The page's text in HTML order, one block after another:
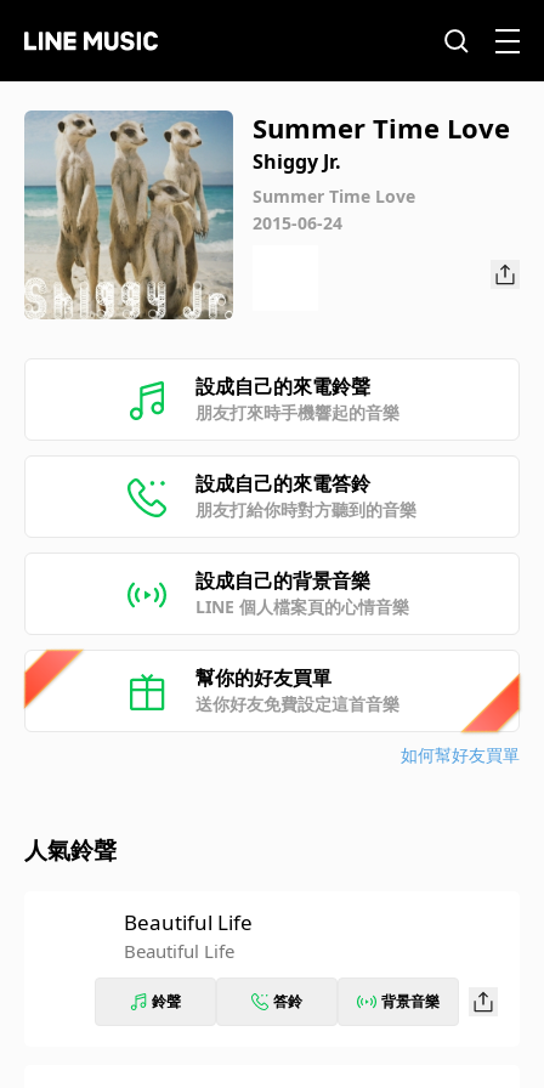
Summer Time Love
Shiggy Jr.
Summer Time Love
2015-06-24
設成自己的來電鈴聲
朋友打來時手機響起的音樂
設成自己的來電答鈴
朋友打給你時對方聽到的音樂
設成自己的背景音樂
LINE 個人檔案頁的心情音樂
幫你的好友買單
送你好友免費設定這首音樂
如何幫好友買單
人氣鈴聲
Beautiful Life
Beautiful Life
鈴聲 答鈴 背景音樂